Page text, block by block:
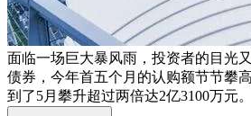
面临一场巨大暴风雨，投资者的目光
债券，今年首五个月的认购额节节攀
到了5月攀升超过两倍达2亿3100万元。